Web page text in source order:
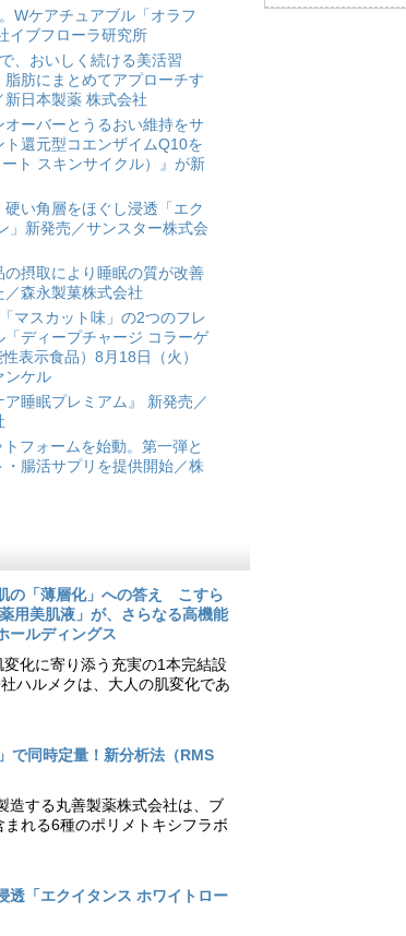
Wケアチュアブル「オラフ
イブフローラ研究所
、おいしく続ける美活習
肪にまとめてアプローチす
日本製薬 株式会社
ーバーとうるおい維持をサ
還元型コエンザイムQ10を
ト スキンサイクル）』が新
い角層をほぐし浸透「エク
」新発売／サンスター株式会
摂取により睡眠の質が改善
森永製菓株式会社
マスカット味」の2つのフレ
ディープチャージ コラーゲ
表示食品）8月18日（火）
ンケル
睡眠プレミアム』 新発売／
フォームを始動。第一弾と
腸活サプリを提供開始／株
の「薄層化」への答え こすら
用美肌液」が、さらなる高機能
ールディングス
化に寄り添う充実の1本完結設
ハルメクは、大人の肌変化であ
で同時定量！新分析法（RMS
造する丸善製薬株式会社は、ブ
れる6種のポリメトキシフラボ
透「エクイタンス ホワイトロー